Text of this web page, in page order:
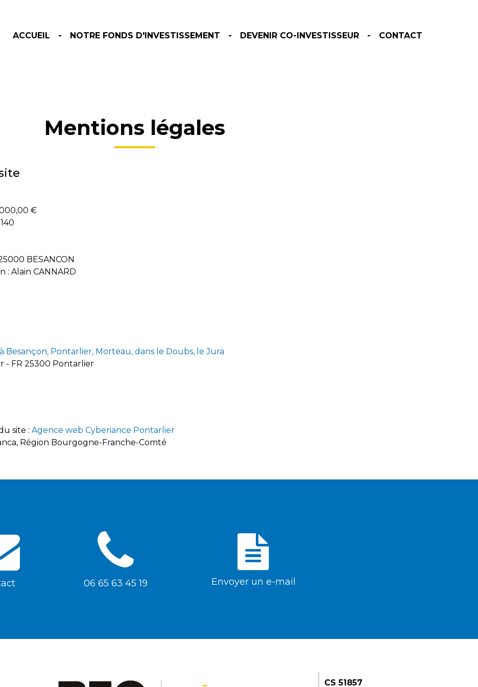
ACCUEIL NOTRE FONDS D'INVESTISSEMENT DEVENIR CO-INVESTISSEUR CONTACT
Mentions légales
€
BESANCON
: Alain CANNARD
Besançon, Pontarlier, Morteau, dans le Doubs, le Jura
- FR 25300 Pontarlier
site : Agence web Cyberiance Pontarlier
Région Bourgogne-Franche-Comté
06 65 63 45 19 Envoyer un e-mail
CS 51857